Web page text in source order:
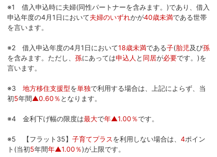
※1 借入申込時に夫婦(同性パートナーを含みます。)であり、借入
申込年度の4月1日において夫婦のいずれかが40歳未満である世帯
を言います。
※2 借入申込年度の4月1日において18歳未満である子(胎児及び孫
を含みます。ただし、 孫にあっては申込人 と 同居が必要です。)を
言います。
※3 地方移住支援型を単独で利用する場合は、上記によらず、当
初5年間▲0.60％ となります。
※4 金利下げ幅の限度は最大で年▲1.00％です。
※5 【フラット35】 子育てプラスを利用しない場合は、 4ポイン
ト(当初5年間年▲1.00％)が上限です。